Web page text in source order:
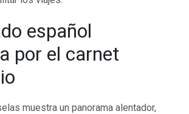
español
por el carnet
muestra un panorama alentador,